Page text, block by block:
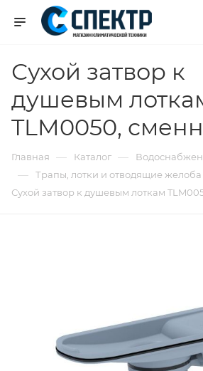
Сухой затвор к
душевым
TLM0050,
Главная — Каталог —
— Трапы, лотки и отводящие желоба
Сухой затвор к душевым лоткам